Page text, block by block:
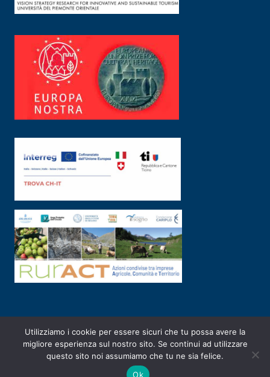
PRIVACY POLICY|2003-2026 ©ARSUNIVCO|Designed byE-SERV
Utilizziamo i cookie per essere sicuri che tu possa avere la
migliore esperienza sul nostro sito. Se continui ad utilizzare
questo sito noi assumiamo che tu ne sia felice.
Ok